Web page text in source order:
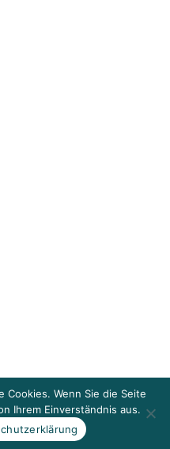
Wenn Sie die Seite
Ihrem Einverständnis aus.